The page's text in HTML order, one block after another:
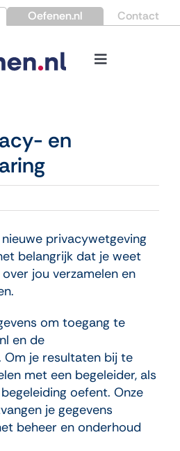
Oefenen.nl Contact
Toggle
en
privacywetgeving
belangrijk dat je weet
jou verzamelen en
om toegang te
en de
Om je resultaten bij te
met een begeleider, als
oefent. Onze
je gegevens
beheer en onderhoud